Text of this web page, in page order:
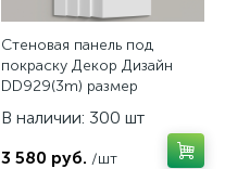
Стеновая панель под
покраску Декор Дизайн
DD929(3m) размер
В наличии: 300 шт
3 580 руб. /шт